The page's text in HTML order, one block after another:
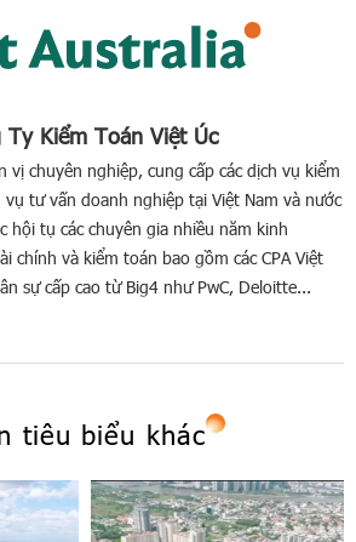
Ty Kiểm Toán Việt Úc
vị chuyên nghiệp, cung cấp các dịch vụ kiểm
tư vấn doanh nghiệp tại Việt Nam và nước
hội tụ các chuyên gia nhiều năm kinh
chính và kiểm toán bao gồm các CPA Việt
sự cấp cao từ Big4 như PwC, Deloitte...
tiêu biểu khác